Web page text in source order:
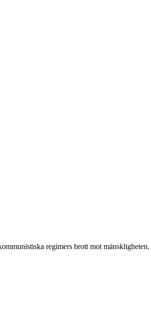
regimers brott mot